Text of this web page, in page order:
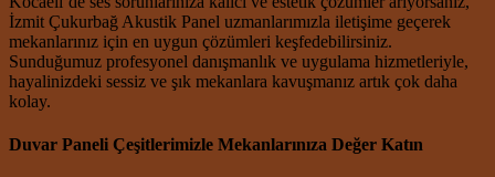
İzmit Çukurbağ Akustik Panel uzmanlarımızla iletişime geçerek
mekanlarınız için en uygun çözümleri keşfedebilirsiniz.
Sunduğumuz profesyonel danışmanlık ve uygulama hizmetleriyle,
hayalinizdeki sessiz ve şık mekanlara kavuşmanız artık çok daha
kolay.
Duvar Paneli Çeşitlerimizle Mekanlarınıza Değer Katın